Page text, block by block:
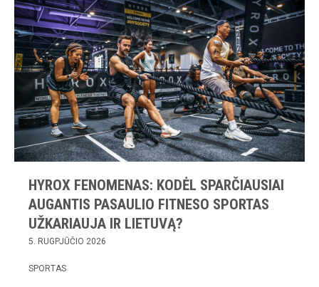
HYROX FENOMENAS: KODĖL SPARČIAUSIAI
AUGANTIS PASAULIO FITNESO SPORTAS
UŽKARIAUJA IR LIETUVĄ?
5. RUGPJŪČIO 2026
SPORTAS